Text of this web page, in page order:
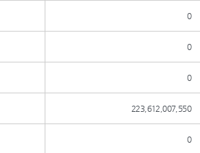
0
0
0
223,612,007,550
0